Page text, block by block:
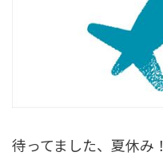
待ってました、夏休み！